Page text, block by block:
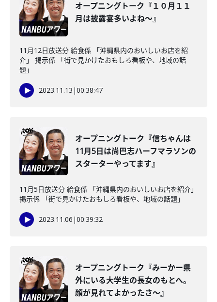
オープニングトーク『１０月１１
月は披露宴多いよね～』
11月12日放送分 給食係 「沖縄県内のおいしいお店を紹
介」 掲示係 「街で見かけたおもしろ看板や、地域の話
題」
2023.11.13 |00:38:47
オープニングトーク『信ちゃんは
11月5日は尚巴志ハーフマラソンの
スターターやってます』
11月5日放送分 給食係 「沖縄県内のおいしいお店を紹介」
掲示係 「街で見かけたおもしろ看板や、地域の話題」
2023.11.06 |00:39:32
オープニングトーク『みーかー県
外にいる大学生の長女のもとへ。
顔が見れてよかったさ～』